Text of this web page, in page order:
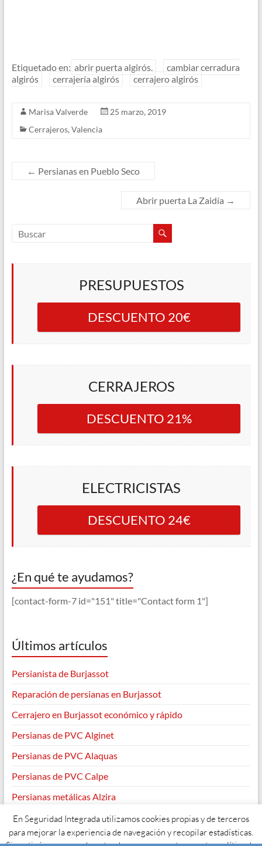
Etiquetado en: abrir puerta algirós.
cambiar cerradura
algirós
cerrajería algirós cerrajero algirós
Marisa Valverde
25 marzo, 2019
Cerrajeros,Valencia
← Persianas en Pueblo Seco
Abrir puerta La Zaidía →
PRESUPUESTOS
DESCUENTO 20€
CERRAJEROS
DESCUENTO 21%
ELECTRICISTAS
DESCUENTO 24€
¿En qué te ayudamos?
[contact-form-7 id="151" title="Contact form 1"]
Últimos artículos
Persianista de Burjassot
Reparación de persianas en Burjassot
Cerrajero en Burjassot económico y rápido
Persianas de PVC Alginet
Persianas de PVC Alaquas
Persianas de PVC Calpe
Persianas metálicas Alzira
En Seguridad Integrada utilizamos cookies propias y de terceros
para mejorar la experiencia de navegación y recopilar estadísticas.